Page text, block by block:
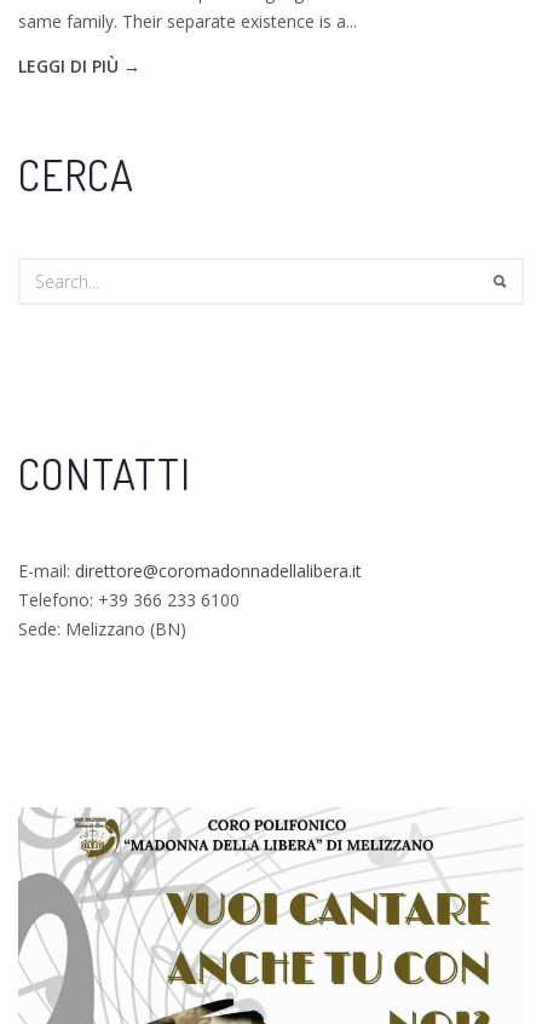
same family. Their separate existence is a...
LEGGI DI PIÙ →
CERCA
CONTATTI
E-mail: direttore@coromadonnadellalibera.it
Telefono: +39 366 233 6100
Sede: Melizzano (BN)